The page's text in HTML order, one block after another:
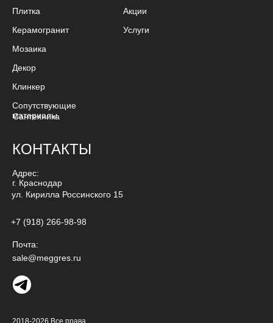
Плитка
Керамогранит
Мозаика
Декор
Акции
Услуги
Клинкер
Сантехника
Сопутствующие
материалы
КОНТАКТЫ
Адрес:
г. Краснодар
Почта:
sale@meggres.ru
2018-2026 Все права
ул. Кирилла Россинского 15
+7 (918) 266-98-98